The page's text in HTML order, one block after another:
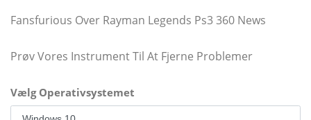
Fansfurious Over Rayman Legends Ps3 360 News
Prøv Vores Instrument Til At Fjerne Problemer
Vælg Operativsystemet